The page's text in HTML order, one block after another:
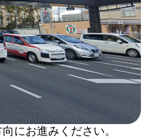
にお進みください。